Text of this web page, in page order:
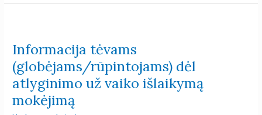
Informacija tėvams
(globėjams/rūpintojams) dėl
atlyginimo už vaiko išlaikymą
mokėjimą
(globėjams/rūpintojams)
dėl
atlyginimo
už
vaiko
išlaikymą